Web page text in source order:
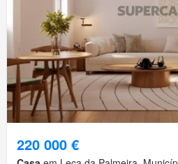
220 000 €